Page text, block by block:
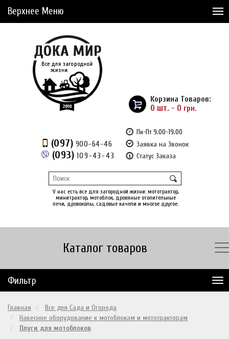
Верхнее Меню
Доставка и Оплата
Рассрочка
Доставка из Америки
Отложенные товары (0)
(097) 900-64-46
(093) 109-43-43
Пн-Пт 9.00-19.00
Заявка на Звонок
Статус Заказа
У нас есть все для загородной жизни: мототрактор,
минитрактор, мотоблок, дровяные отопительные
печи, дровоколы, садовые качели и многое другое.
Корзина Товаров:
0 шт. - 0 грн.
Каталог товаров
Фильтр
Главная
Все для Сада и Огорода
Навесное оборудование к мотоблокам и мототракторам
Плуги для мотоблоков